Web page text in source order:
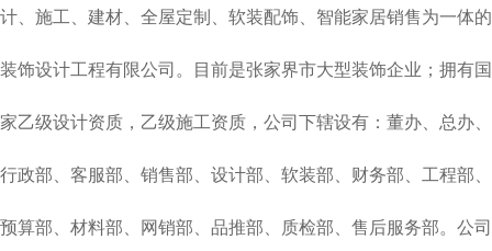
计、施工、建材、全屋定制、软装配饰、智能家居销售为一体的
装饰设计工程有限公司。目前是张家界市大型装饰企业；拥有国
家乙级设计资质，乙级施工资质，公司下辖设有：董办、总办、
行政部、客服部、销售部、设计部、软装部、财务部、工程部、
预算部、材料部、网销部、品推部、质检部、售后服务部。公司